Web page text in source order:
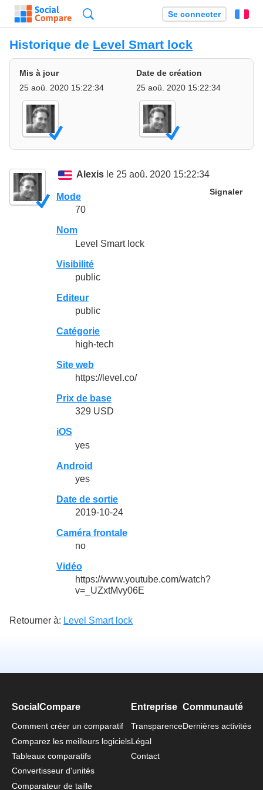
Se connecter
Historique de Level Smart lock
Mis à jour
25 aoû. 2020 15:22:34
Date de création
25 aoû. 2020 15:22:34
Alexis le 25 aoû. 2020 15:22:34
Signaler
Mode
70
Nom
Level Smart lock
Visibilité
public
Editeur
public
Catégorie
high-tech
Site web
https://level.co/
Prix de base
329 USD
iOS
yes
Android
yes
Date de sortie
2019-10-24
Caméra frontale
no
Vidéo
https://www.youtube.com/watch?
v=_UZxtMvy06E
Retourner à: Level Smart lock
SocialCompare
Comment créer un comparatif
Comparez les meilleurs logiciels
Tableaux comparatifs
Convertisseur d'unités
Comparateur de taille
Entreprise
Transparence
Légal
Contact
Communauté
Dernières activités